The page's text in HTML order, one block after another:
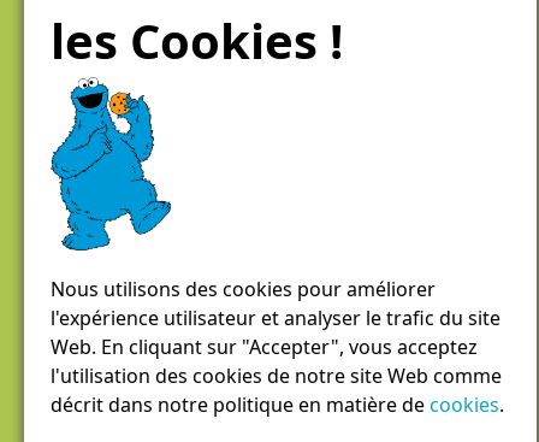
Créer mon compte
Chemin des Aulx 6,
1228 Plan-les-Ouates
Case postale 1055
1211 Genève 26
022 884 81 81
panierdici@lrgg.ch
les Cookies !
Nous utilisons des cookies pour améliorer
l'expérience utilisateur et analyser le trafic du site
Web. En cliquant sur "Accepter", vous acceptez
l'utilisation des cookies de notre site Web comme
décrit dans notre politique en matière decookies.